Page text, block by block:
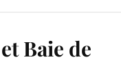
Baie de